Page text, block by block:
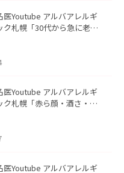
医Youtube アルバアレルギ
ク札幌「30代から急に老け
医Youtube アルバアレルギ
ク札幌「赤ら顔・酒さ・ニ
医Youtube アルバアレルギ